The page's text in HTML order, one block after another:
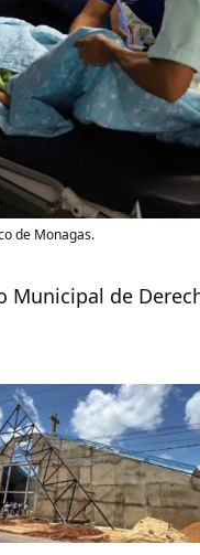
de Monagas.
Municipal de